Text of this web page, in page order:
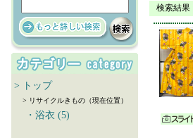
> トップ
> リサイクルきもの（現在位置）
・浴衣 (5)
検索結果